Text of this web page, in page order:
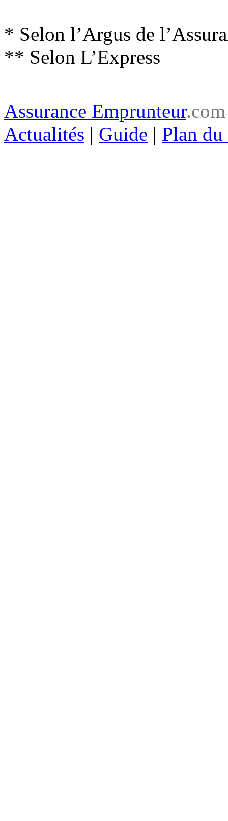
* Selon l’Argus de
** Selon L’Express
Assurance Emprunteur
Actualités | Guide | Plan du